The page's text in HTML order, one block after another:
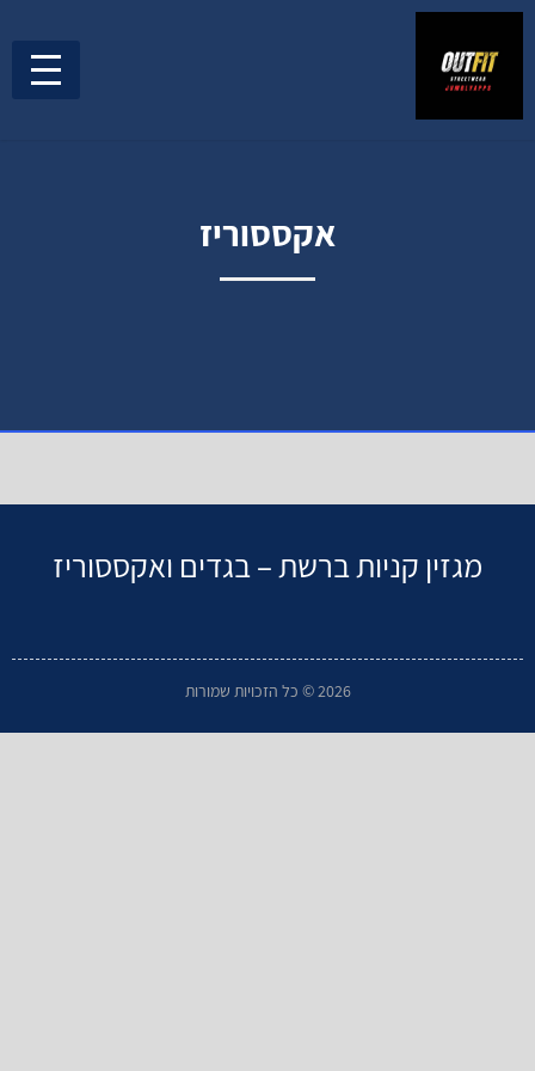
אקססוריז
מגזין קניות ברשת – בגדים ואקססוריז
2026 © כל הזכויות שמורות